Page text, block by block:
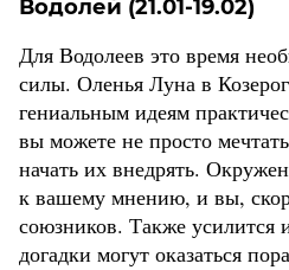
Водолей (21.01-19.02)
Для Водолеев это время
силы. Оленья Луна в
гениальным идеям
вы можете не просто
начать их внедрять.
к вашему мнению, и вы,
союзников. Также
догадки могут оказаться